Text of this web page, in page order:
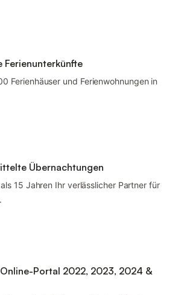
Ferienhäuser und Ferienwohnungen in
Übernachtungen
15 Jahren Ihr verlässlicher Partner für
Portal 2022, 2023, 2024 &